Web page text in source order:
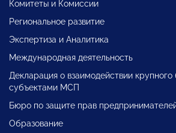
Комитеты и Комиссии
Региональное развитие
Экспертиза и Аналитика
Международная деятельность
Декларация о взаимодействии крупного
субъектами МСП
Бюро по защите прав
Образование